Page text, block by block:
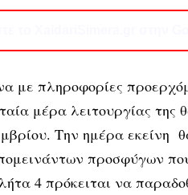
με πληροφορίες
μέρα λειτουργίας της
Την ημέρα εκείνη
προσφύγων
4 πρόκειται να